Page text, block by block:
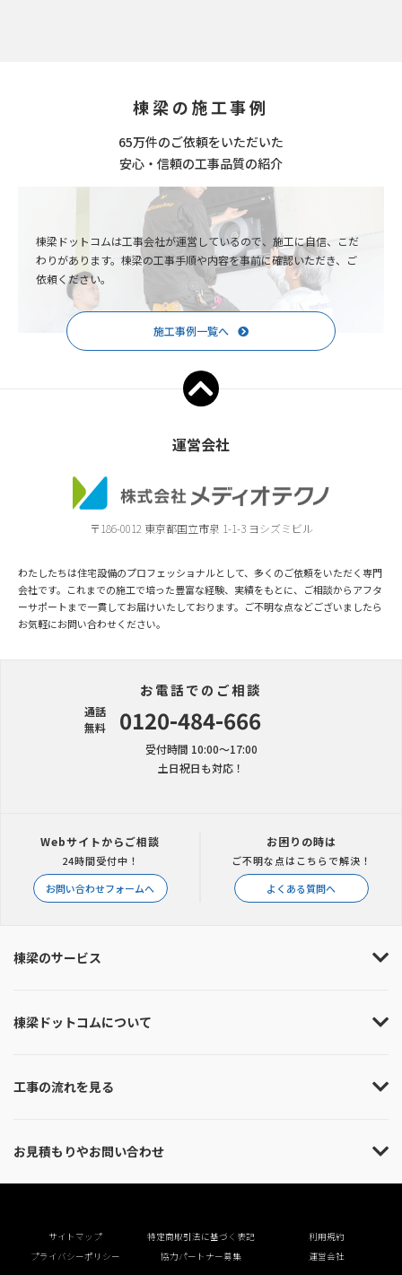
棟梁の施工事例
65万件のご依頼をいただいた
安心・信頼の工事品質の紹介
棟梁ドットコムは工事会社が運営しているので、施工に自信、こだ
わりがあります。棟梁の工事手順や内容を事前に確認いただき、ご
依頼ください。
施工事例一覧へ
運営会社
〒186-0012 東京都国立市泉 1-1-3 ヨシズミビル
わたしたちは住宅設備のプロフェッショナルとして、多くのご依頼をいただく専門
会社です。これまでの施工で培った豊富な経験、実績をもとに、ご相談からアフタ
ーサポートまで一貫してお届けいたしております。ご不明な点などございましたら
お気軽にお問い合わせください。
お電話でのご相談
通話
無料
0120-484-666
受付時間 10:00〜17:00
土日祝日も対応！
Webサイトからご相談
24時間受付中！
お問い合わせフォームへ
お困りの時は
ご不明な点はこちらで解決！
よくある質問へ
棟梁のサービス
棟梁ドットコムについて
工事の流れを見る
お見積もりやお問い合わせ
サイトマップ 特定商取引法に基づく表記
利用規約
プライバシーポリシー
協力パートナー募集 運営会社